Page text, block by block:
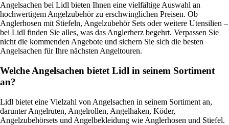
Angelsachen bei Lidl bieten Ihnen eine vielfältige Auswahl an
hochwertigem Angelzubehör zu erschwinglichen Preisen. Ob
Anglerhosen mit Stiefeln, Angelzubehör Sets oder weitere Utensilien –
bei Lidl finden Sie alles, was das Anglerherz begehrt. Verpassen Sie
nicht die kommenden Angebote und sichern Sie sich die besten
Angelsachen für Ihre nächsten Angeltouren.
Welche Angelsachen bietet Lidl in seinem Sortiment
an?
Lidl bietet eine Vielzahl von Angelsachen in seinem Sortiment an,
darunter Angelruten, Angelrollen, Angelhaken, Köder,
Angelzubehörsets und Angelbekleidung wie Anglerhosen und Stiefel.